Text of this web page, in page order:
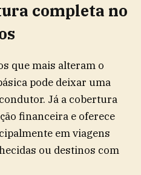
completa no
que mais alteram o
pode deixar uma
Já a cobertura
financeira e oferece
em viagens
ou destinos com